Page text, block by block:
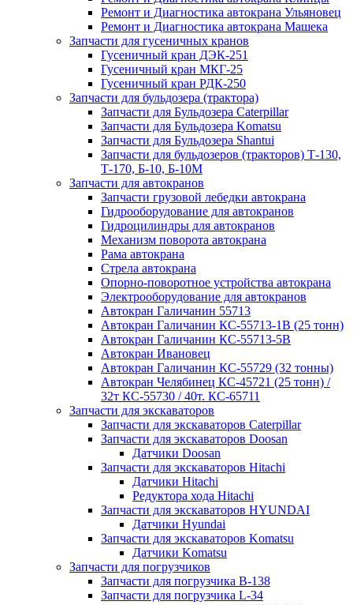
Ремонт и Диагностика автокрана Ульяновец
Ремонт и Диагностика автокрана Машека
Запчасти для гусеничных кранов
Гусеничный кран ДЭК-251
Гусеничный кран МКГ-25
Гусеничный кран РДК-250
Запчасти для бульдозера (трактора)
Запчасти для Бульдозера Caterpillar
Запчасти для Бульдозера Komatsu
Запчасти для Бульдозера Shantui
Запчасти для бульдозеров (тракторов) Т-130,
Т-170, Б-10, Б-10М
Запчасти для автокранов
Запчасти грузовой лебедки автокрана
Гидрооборудование для автокранов
Гидроцилиндры для автокранов
Механизм поворота автокрана
Рама автокрана
Стрела автокрана
Опорно-поворотное устройства автокрана
Электрооборудование для автокранов
Автокран Галичанин 55713
Автокран Галичанин КС-55713-1В (25 тонн)
Автокран Галичанин КС-55713-5В
Автокран Ивановец
Автокран Галичанин КС-55729 (32 тонны)
Автокран Челябинец КС-45721 (25 тонн) /
32т КС-55730 / 40т. КС-65711
Запчасти для экскаваторов
Запчасти для экскаваторов Caterpillar
Запчасти для экскаваторов Doosan
Датчики Doosan
Запчасти для экскаваторов Hitachi
Датчики Hitachi
Редуктора хода Hitachi
Запчасти для экскаваторов HYUNDAI
Датчики Hyundai
Запчасти для экскаваторов Komatsu
Датчики Komatsu
Запчасти для погрузчиков
Запчасти для погрузчика B-138
Запчасти для погрузчика L-34